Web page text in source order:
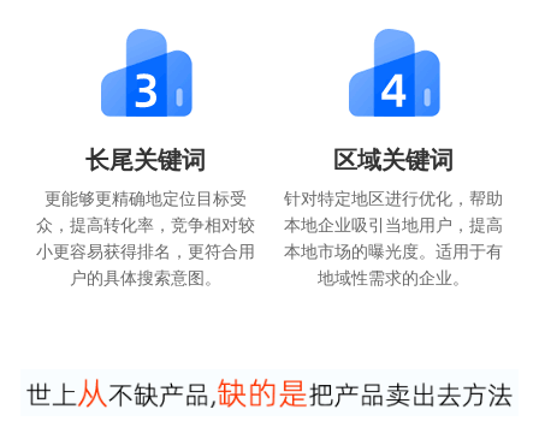
长尾关键词
更能够更精确地定位目标受
众，提高转化率，竞争相对较
小更容易获得排名，更符合用
户的具体搜索意图。
区域关键词
针对特定地区进行优化，帮助
本地企业吸引当地用户，提高
本地市场的曝光度。适用于有
地域性需求的企业。